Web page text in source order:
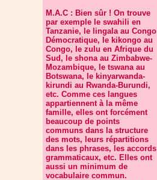
M.A.C : Bien sûr ! On trouve
par exemple le swahili en
Tanzanie, le lingala au Congo
Démocratique, le kikongo au
Congo, le zulu en Afrique du
Sud, le shona au Zimbabwe-
Mozambique, le tswana au
Botswana, le kinyarwanda-
kirundi au Rwanda-Burundi,
etc. Comme ces langues
appartiennent à la même
famille, elles ont forcément
beaucoup de points
communs dans la structure
des mots, leurs répartitions
dans les phrases, les accords
grammaticaux, etc. Elles ont
aussi un minimum de
vocabulaire commun.